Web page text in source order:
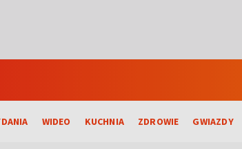
WIDEO KUCHNIA ZDROWIE GWIAZDY